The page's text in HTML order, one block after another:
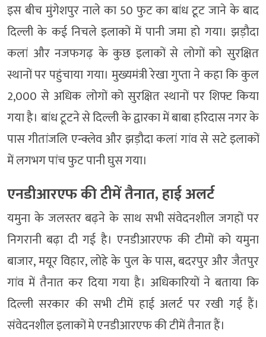
इस बीच मुंगेशपुर नाले का 50 फुट का बांध टूट जाने के बाद
दिल्ली के कई निचले इलाकों में पानी जमा हो गया। झड़ौदा
कलां और नजफगढ़ के कुछ इलाकों से लोगों को सुरक्षित
स्थानों पर पहुंचाया गया। मुख्यमंत्री रेखा गुप्ता ने कहा कि कुल
2,000 से अधिक लोगों को सुरक्षित स्थानों पर शिफ्ट किया
गया है। बांध टूटने से दिल्ली के द्वारका में बाबा हरिदास नगर के
पास गीतांजलि एन्क्लेव और झड़ौदा कलां गांव से सटे इलाकों
में लगभग पांच फुट पानी घुस गया।
एनडीआरएफ की टीमें तैनात, हाई अलर्ट
यमुना के जलस्तर बढ़ने के साथ सभी संवेदनशील जगहों पर
निगरानी बढ़ा दी गई है। एनडीआरएफ की टीमों को यमुना
बाजार, मयूर विहार, लोहे के पुल के पास, बदरपुर और जैतपुर
गांव में तैनात कर दिया गया है। अधिकारियों ने बताया कि
दिल्ली सरकार की सभी टीमें हाई अलर्ट पर रखी गई हैं।
संवेदनशील इलाकों मे एनडीआरएफ की टीमें तैनात हैं।